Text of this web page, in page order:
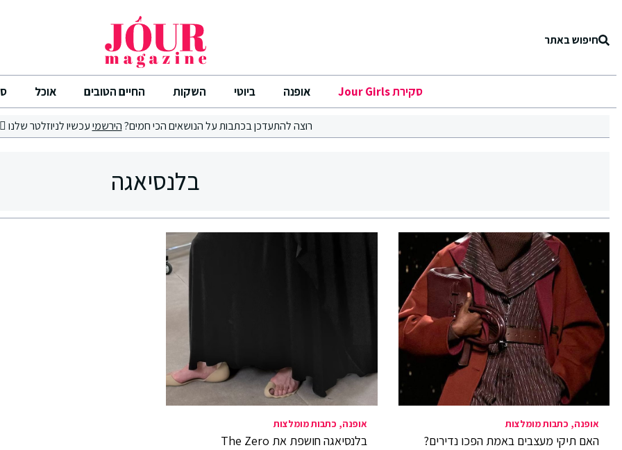
חיפוש באתר
סקירת Jour Girls אופנה ביוטי השקות החיים הטובים אוכל
רוצה להתעדכן בכתבות על הנושאים הכי חמים?הירשמיעכשיו לניוזלטר שלנו
בלנסיאגה
אופנה כתבות מומלצות
האם תיקי מעצבים באמת הפכו נדירים?
אופנה כתבות מומלצות
בלנסיאגה חושפת את The Zero